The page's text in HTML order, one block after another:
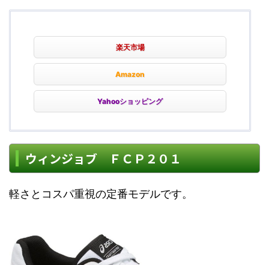
楽天市場
Amazon
Yahooショッピング
ウィンジョブ ＦＣＰ２０１
軽さとコスパ重視の定番モデルです。